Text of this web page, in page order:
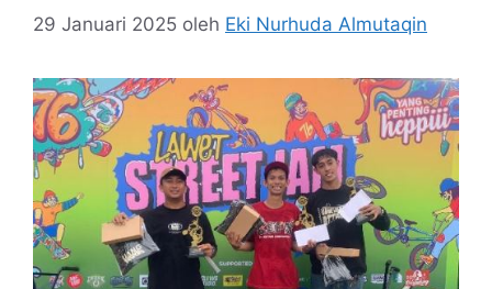
29 Januari 2025 oleh Eki Nurhuda Almutaqin